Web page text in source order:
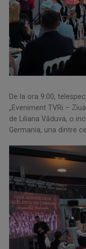
De la ora 9:00,
„Eveniment TVRi –
de Liliana Văduva, o
Germania, una dintre